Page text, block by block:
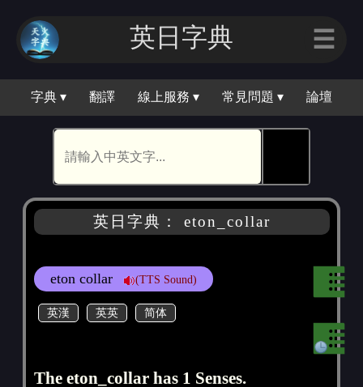
英日字典 ☰
字典 ▾ 翻譯 線上服務 ▾ 常見問題 ▾ 論壇
英日字典： eton_collar
eton collar (TTS Sound)
英漢 英英 简体
The eton_collar has 1 Senses.